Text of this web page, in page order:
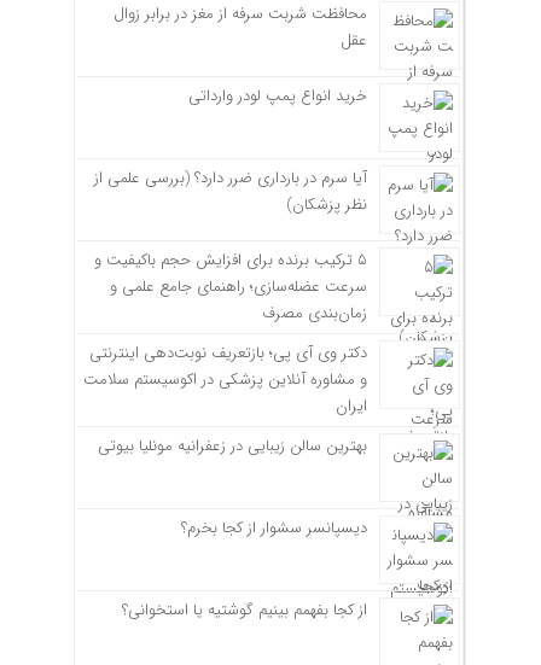
محافظت شربت سرفه از مغز در برابر زوال
عقل
خرید انواع پمپ لودر وارداتی
آیا سرم در بارداری ضرر دارد؟ (بررسی علمی از
نظر پزشکان)
۵ ترکیب برنده برای افزایش حجم باکیفیت و
سرعت عضله‌سازی؛ راهنمای جامع علمی و
زمان‌بندی مصرف
دکتر وی آی پی؛ بازتعریف نوبت‌دهی اینترنتی
و مشاوره آنلاین پزشکی در اکوسیستم سلامت
ایران
بهترین سالن زیبایی در زعفرانیه مونلیا بیوتی
دیسپانسر سشوار از کجا بخرم؟
از کجا بفهمم بینیم گوشتیه یا استخوانی؟